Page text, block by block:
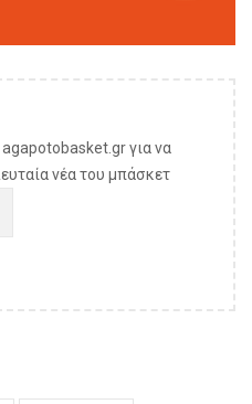
για να
νέα του μπάσκετ